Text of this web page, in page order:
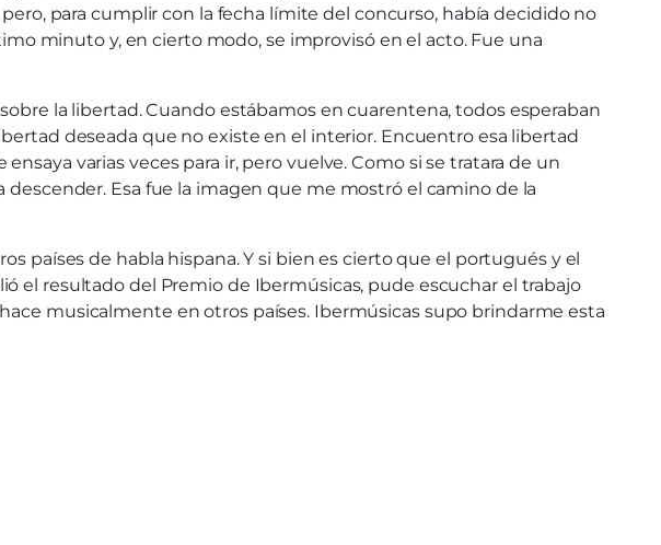
para cumplir con la fecha límite del concurso, había decidido no
minuto y, en cierto modo, se improvisó en el acto. Fue una
la libertad. Cuando estábamos en cuarentena, todos esperaban
deseada que no existe en el interior. Encuentro esa libertad
varias veces para ir, pero vuelve. Como si se tratara de un
Esa fue la imagen que me mostró el camino de la
países de habla hispana. Y si bien es cierto que el portugués y el
el resultado del Premio de Ibermúsicas, pude escuchar el trabajo
musicalmente en otros países. Ibermúsicas supo brindarme esta